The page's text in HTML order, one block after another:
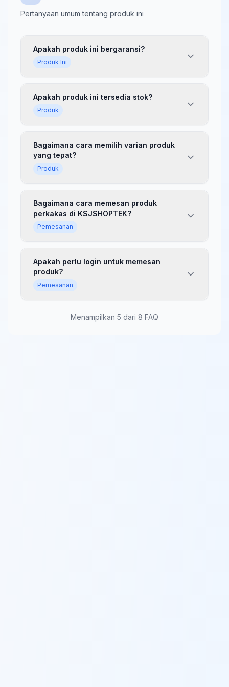
Kawat Las Kuningan Jerman 3mm
Dynabolt 12 x 99 Handzo-
Kategori:Produk Serupa
Pertanyaan umum tentang produk ini
Apakah produk ini bergaransi?
Produk Ini
Apakah produk ini tersedia stok?
Produk
Bagaimana cara memilih varian produk
yang tepat?
Produk
Bagaimana cara memesan produk
perkakas di KSJSHOPTEK?
Pemesanan
Apakah perlu login untuk memesan
produk?
Pemesanan
Menampilkan 5 dari 8 FAQ